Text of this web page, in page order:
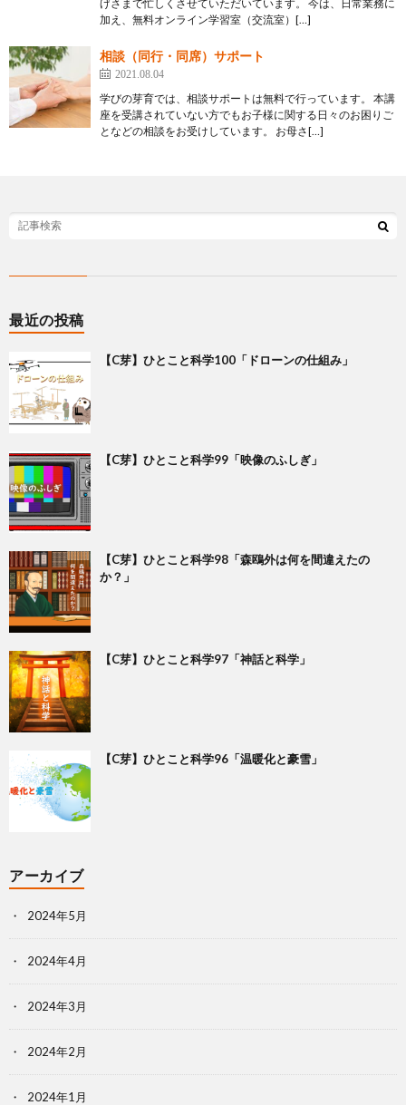
げさまで忙しくさせていただいています。 今は、日常業務に
加え、無料オンライン学習室（交流室）[…]
相談（同行・同席）サポート
2021.08.04
学びの芽育では、相談サポートは無料で行っています。 本講
座を受講されていない方でもお子様に関する日々のお困りご
となどの相談をお受けしています。 お母さ[…]
最近の投稿
【C芽】ひとこと科学100「ドローンの仕組み」
【C芽】ひとこと科学99「映像のふしぎ」
【C芽】ひとこと科学98「森鴎外は何を間違えたの
か？」
【C芽】ひとこと科学97「神話と科学」
【C芽】ひとこと科学96「温暖化と豪雪」
アーカイブ
2024年5月
2024年4月
2024年3月
2024年2月
2024年1月